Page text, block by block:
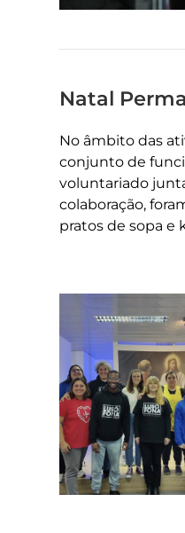
Natal
No âmbito das
conjunto de
voluntariado
colaboração,
pratos de sopa e